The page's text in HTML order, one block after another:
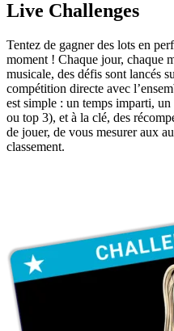
Live Challenges
Tentez de gagner des lots en
moment ! Chaque jour, chaque
musicale, des défis sont lancés
compétition directe avec
est simple : un temps imparti,
ou top 3), et à la clé, des
de jouer, de vous mesurer aux
classement.